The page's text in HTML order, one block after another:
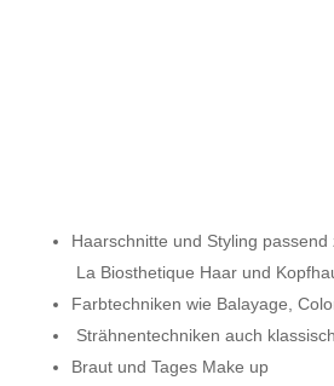
Haarschnitte und Styling passend
La Biosthetique Haar und
Farbtechniken wie Balayage,
Strähnentechniken auch klassisch
Braut und Tages Make up